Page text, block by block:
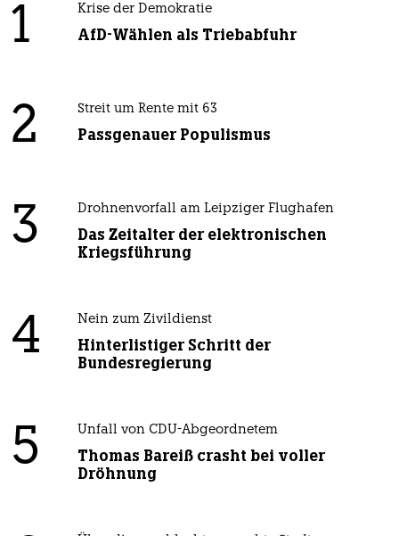
1 Krise der Demokratie
AfD-Wählen als Triebabfuhr
2 Streit um Rente mit 63
Passgenauer Populismus
3 Drohnenvorfall am Leipziger Flughafen
Das Zeitalter der elektronischen
Kriegsführung
4 Nein zum Zivildienst
Hinterlistiger Schritt der
Bundesregierung
5 Unfall von CDU-Abgeordnetem
Thomas Bareiß crasht bei voller
Dröhnung